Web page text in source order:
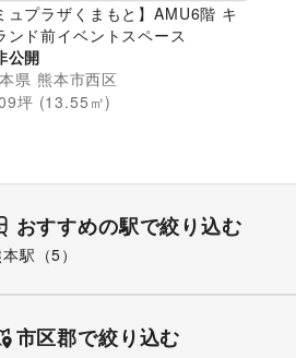
ュプラザくまもと】AMU6階 キ
ンド前イベントスペース
公開
県 熊本市西区
坪 (13.55 ㎡)
おすすめの駅で絞り込む
駅 （5）
市区郡で絞り込む